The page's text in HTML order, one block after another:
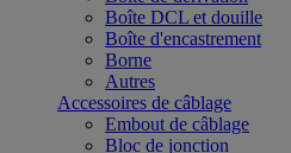
Boîte DCL et douille
Boîte d'encastrement
Borne
Autres
Accessoires de câblage
Embout de câblage
Bloc de jonction